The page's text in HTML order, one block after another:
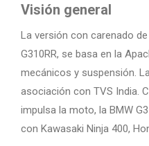
Visión general
La versión con carenado
G310RR, se basa en la
mecánicos y suspensión.
asociación con TVS India.
impulsa la moto, la BMW
con Kawasaki Ninja 400,